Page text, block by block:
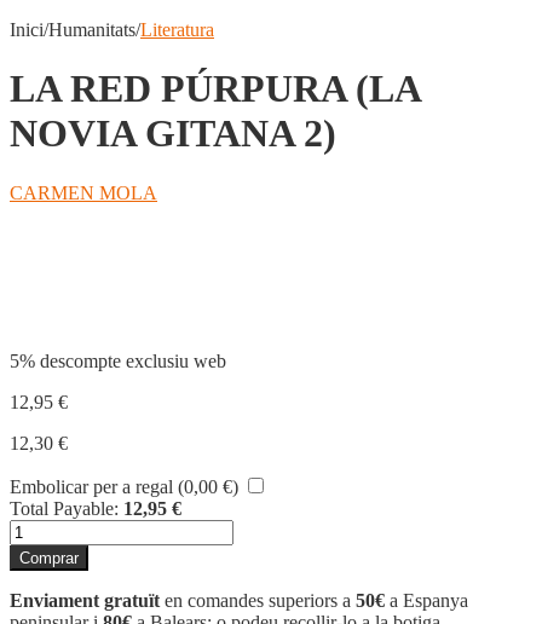
Inici/Humanitats/Literatura
LA RED PÚRPURA (LA
NOVIA GITANA 2)
CARMEN MOLA
5% descompte exclusiu web
12,95 €
12,30 €
Embolicar per a regal (0,00 €)
Total Payable: 12,95 €
quantitat
de
LA
RED
PÚRPURA
Comprar
Enviament gratuït en comandes superiors a 50€ a Espanya